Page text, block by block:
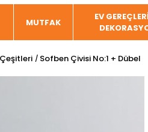
MUTFAK
EV
Sofben Çivisi No:1 + Dübel